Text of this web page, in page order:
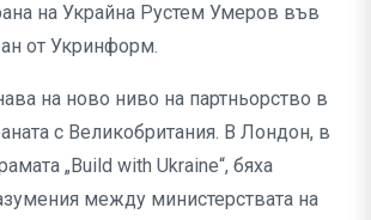
на Украйна Рустем Умеров във
от Укринформ.
на ново ниво на партньорство в
с Великобритания. В Лондон, в
„Build with Ukraine“, бяха
между министерствата на